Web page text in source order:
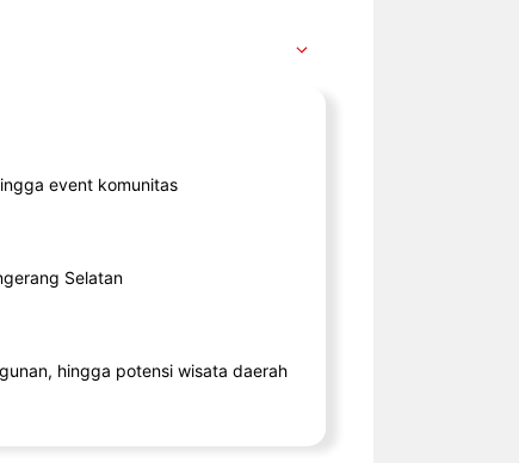
event komunitas
Selatan
hingga potensi wisata daerah